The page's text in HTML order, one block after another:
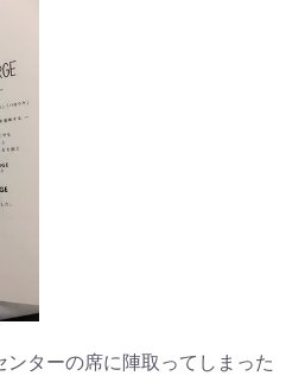
ターの席に陣取ってしまった